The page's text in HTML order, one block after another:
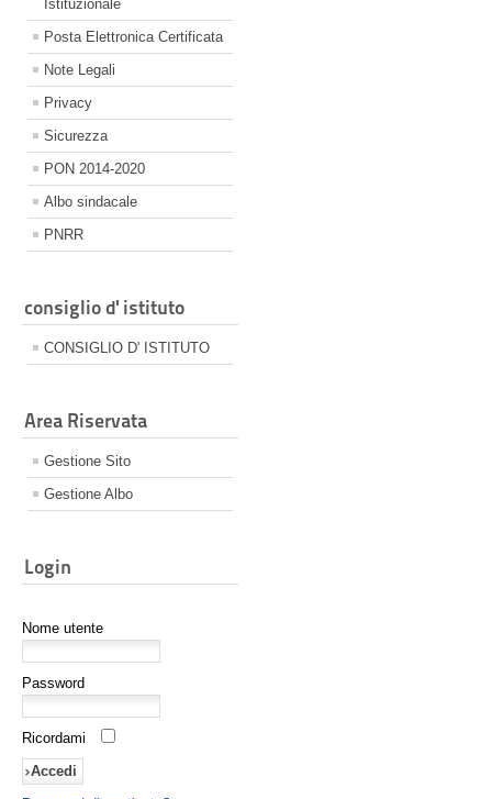
Istituzionale
Posta Elettronica Certificata
Note Legali
Privacy
Sicurezza
PON 2014-2020
Albo sindacale
PNRR
consiglio d' istituto
CONSIGLIO D' ISTITUTO
Area Riservata
Gestione Sito
Gestione Albo
Login
Nome utente
Password
Ricordami